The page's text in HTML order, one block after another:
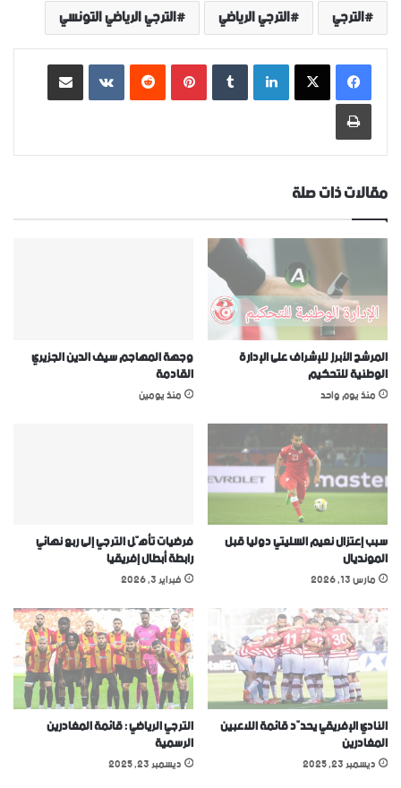
الترجي الترجي الرياضي الترجي الرياضي التونسي
لينكدإن بينتيريست ‏VKontakte
طباعة
مقالات ذات صلة
المرشح الأبرز للإشراف على الإدارة
الوطنية للتحكيم
منذ يوم واحد
وجهة المهاجم سيف الدين الجزيري
القادمة
منذ يومين
سبب إعتزال نعيم السليتي دوليا قبل
المونديال
مارس 13, 2026
فرضيات تأهّل الترجي إلى ربع نهائي
رابطة أبطال إفريقيا
فبراير 3, 2026
النادي الإفريقي يحدّد قائمة اللاعبين
المغادرين
ديسمبر 23, 2025
الترجي الرياضي : قائمة المغادرين
الرسمية
ديسمبر 23, 2025